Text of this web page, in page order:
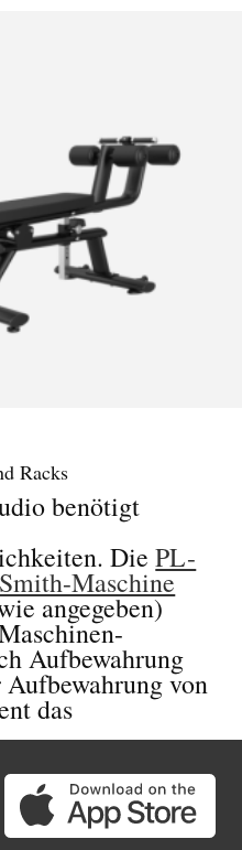
Racks
benötigt
DiePL-
Maschine
angegeben)
Aufbewahrung
von
das